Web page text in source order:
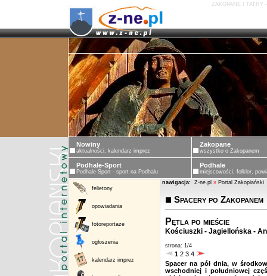
ZAKOPANE I TATRY
Nowiny
aktualności, kalendarz imprez
Zakopane
wszystko o Zakopanem
Podhale-Sport
Podhale-Sport - sport na Podhalu
Podhale
miejscowości, folklor,
felietony
opowiadania
fotoreportaże
ogłoszenia
kalendarz imprez
nawigacja: Z-ne.pl » Portal Zakopiański
Spacery po Zakopanem
Pętla po mieście
Kościuszki - Jagiellońska -
strona: 1/4
1 2 3 4
Spacer na pół dnia, w
wschodniej i południowej